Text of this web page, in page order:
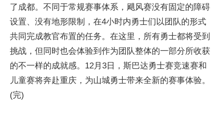
了成都。不同于常规赛事体系，飓风赛没有固定的障碍
设置、没有地形限制，在4小时内勇士们以团队的形式
共同完成教官布置的任务。在这里，所有勇士都将受到
挑战，但同时也会体验到作为团队整体的一部分所收获
的不一样的成就感。12月3日，斯巴达勇士赛竞速赛和
儿童赛将奔赴重庆，为山城勇士带来全新的赛事体验。
(完)